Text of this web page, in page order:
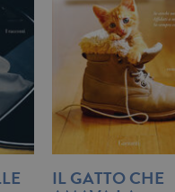
IL GATTO CHE
.garzanti.it Sessione
1
.garzanti.it 1 minuto
.garzanti.it 2 anni